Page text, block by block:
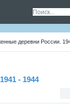
деревни России.
- 1944